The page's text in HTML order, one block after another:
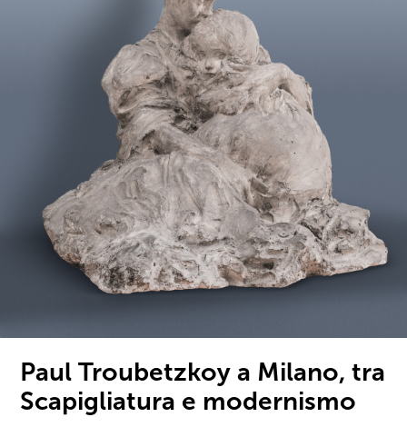
Paul Troubetzkoy a Milano, tra
Scapigliatura e modernismo